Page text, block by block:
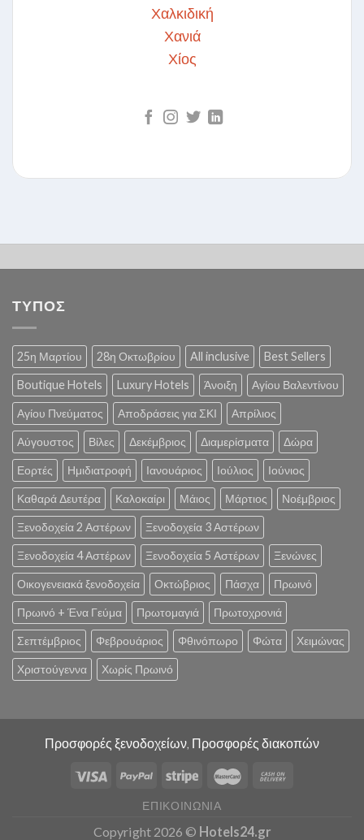
Χαλκιδική
Χανιά
Χίος
ΤΥΠΟΣ
25η Μαρτίου 28η Οκτωβρίου All inclusive Best Sellers
Boutique Hotels Luxury Hotels Άνοιξη Αγίου Βαλεντίνου
Αγίου Πνεύματος Αποδράσεις για ΣΚΙ Απρίλιος
Αύγουστος Βίλες Δεκέμβριος Διαμερίσματα Δώρα
Εορτές Ημιδιατροφή Ιανουάριος Ιούλιος Ιούνιος
Καθαρά Δευτέρα Καλοκαίρι Μάιος Μάρτιος Νοέμβριος
Ξενοδοχεία 2 Αστέρων Ξενοδοχεία 3 Αστέρων
Ξενοδοχεία 4 Αστέρων Ξενοδοχεία 5 Αστέρων Ξενώνες
Οικογενειακά ξενοδοχεία Οκτώβριος Πάσχα Πρωινό
Πρωινό + Ένα Γεύμα Πρωτομαγιά Πρωτοχρονιά
Σεπτέμβριος Φεβρουάριος Φθινόπωρο Φώτα Χειμώνας
Χριστούγεννα Χωρίς Πρωινό
Προσφορές ξενοδοχείων, Προσφορές διακοπών
ΕΠΙΚΟΙΝΩΝΊΑ
Copyright 2026 © Hotels24.gr